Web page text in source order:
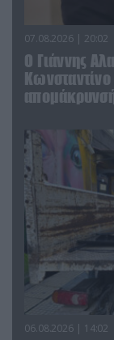
07.08.2026 | 20:02
Ο Γιάννης
06.08.2026 | 14:02